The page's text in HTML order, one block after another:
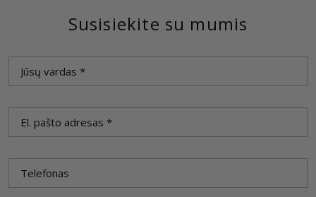
Susisiekite su mumis